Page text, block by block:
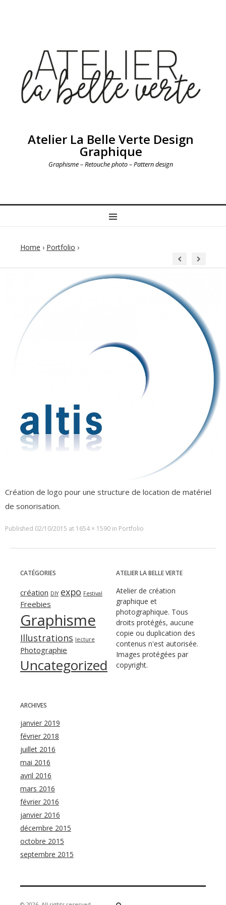
Atelier La Belle Verte Design
Graphique
Graphisme – Retouche photo – Pattern design
MENU
Home › Portfolio ›
Création de logo pour une structure de location de matériel
de sonorisation.
Published 02/10/2015 at 1654 × 1590 in Portfolio
CATÉGORIES
création DIY expo Festival
Freebies
Graphisme
Illustrations lecture
Photographie
Uncategorized
ATELIER LA BELLE VERTE
Atelier de création
graphique et
photographique. Tous
droits protégés, aucune
copie ou duplication des
contenus n'est autorisée.
Images protégées par
copyright.
ARCHIVES
janvier 2019
février 2018
juillet 2016
mai 2016
avril 2016
mars 2016
février 2016
janvier 2016
décembre 2015
octobre 2015
septembre 2015